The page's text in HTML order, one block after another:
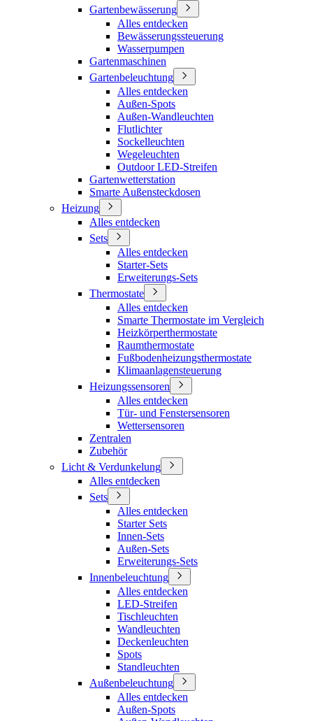
Gartenbewässerung
Alles entdecken
Bewässerungssteuerung
Wasserpumpen
Gartenmaschinen
Gartenbeleuchtung
Alles entdecken
Außen-Spots
Außen-Wandleuchten
Flutlichter
Sockelleuchten
Wegeleuchten
Outdoor LED-Streifen
Gartenwetterstation
Smarte Außensteckdosen
Heizung
Alles entdecken
Sets
Alles entdecken
Starter-Sets
Erweiterungs-Sets
Thermostate
Alles entdecken
Smarte Thermostate im Vergleich
Heizkörperthermostate
Raumthermostate
Fußbodenheizungsthermostate
Klimaanlagensteuerung
Heizungssensoren
Alles entdecken
Tür- und Fenstersensoren
Wettersensoren
Zentralen
Zubehör
Licht & Verdunkelung
Alles entdecken
Sets
Alles entdecken
Starter Sets
Innen-Sets
Außen-Sets
Erweiterungs-Sets
Innenbeleuchtung
Alles entdecken
LED-Streifen
Tischleuchten
Wandleuchten
Deckenleuchten
Spots
Standleuchten
Außenbeleuchtung
Alles entdecken
Außen-Spots